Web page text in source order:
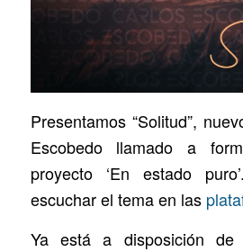
Presentamos “Solitud”,
Escobedo llamado a
proyecto ‘En estado
escuchar el tema en las
Ya está a disposición